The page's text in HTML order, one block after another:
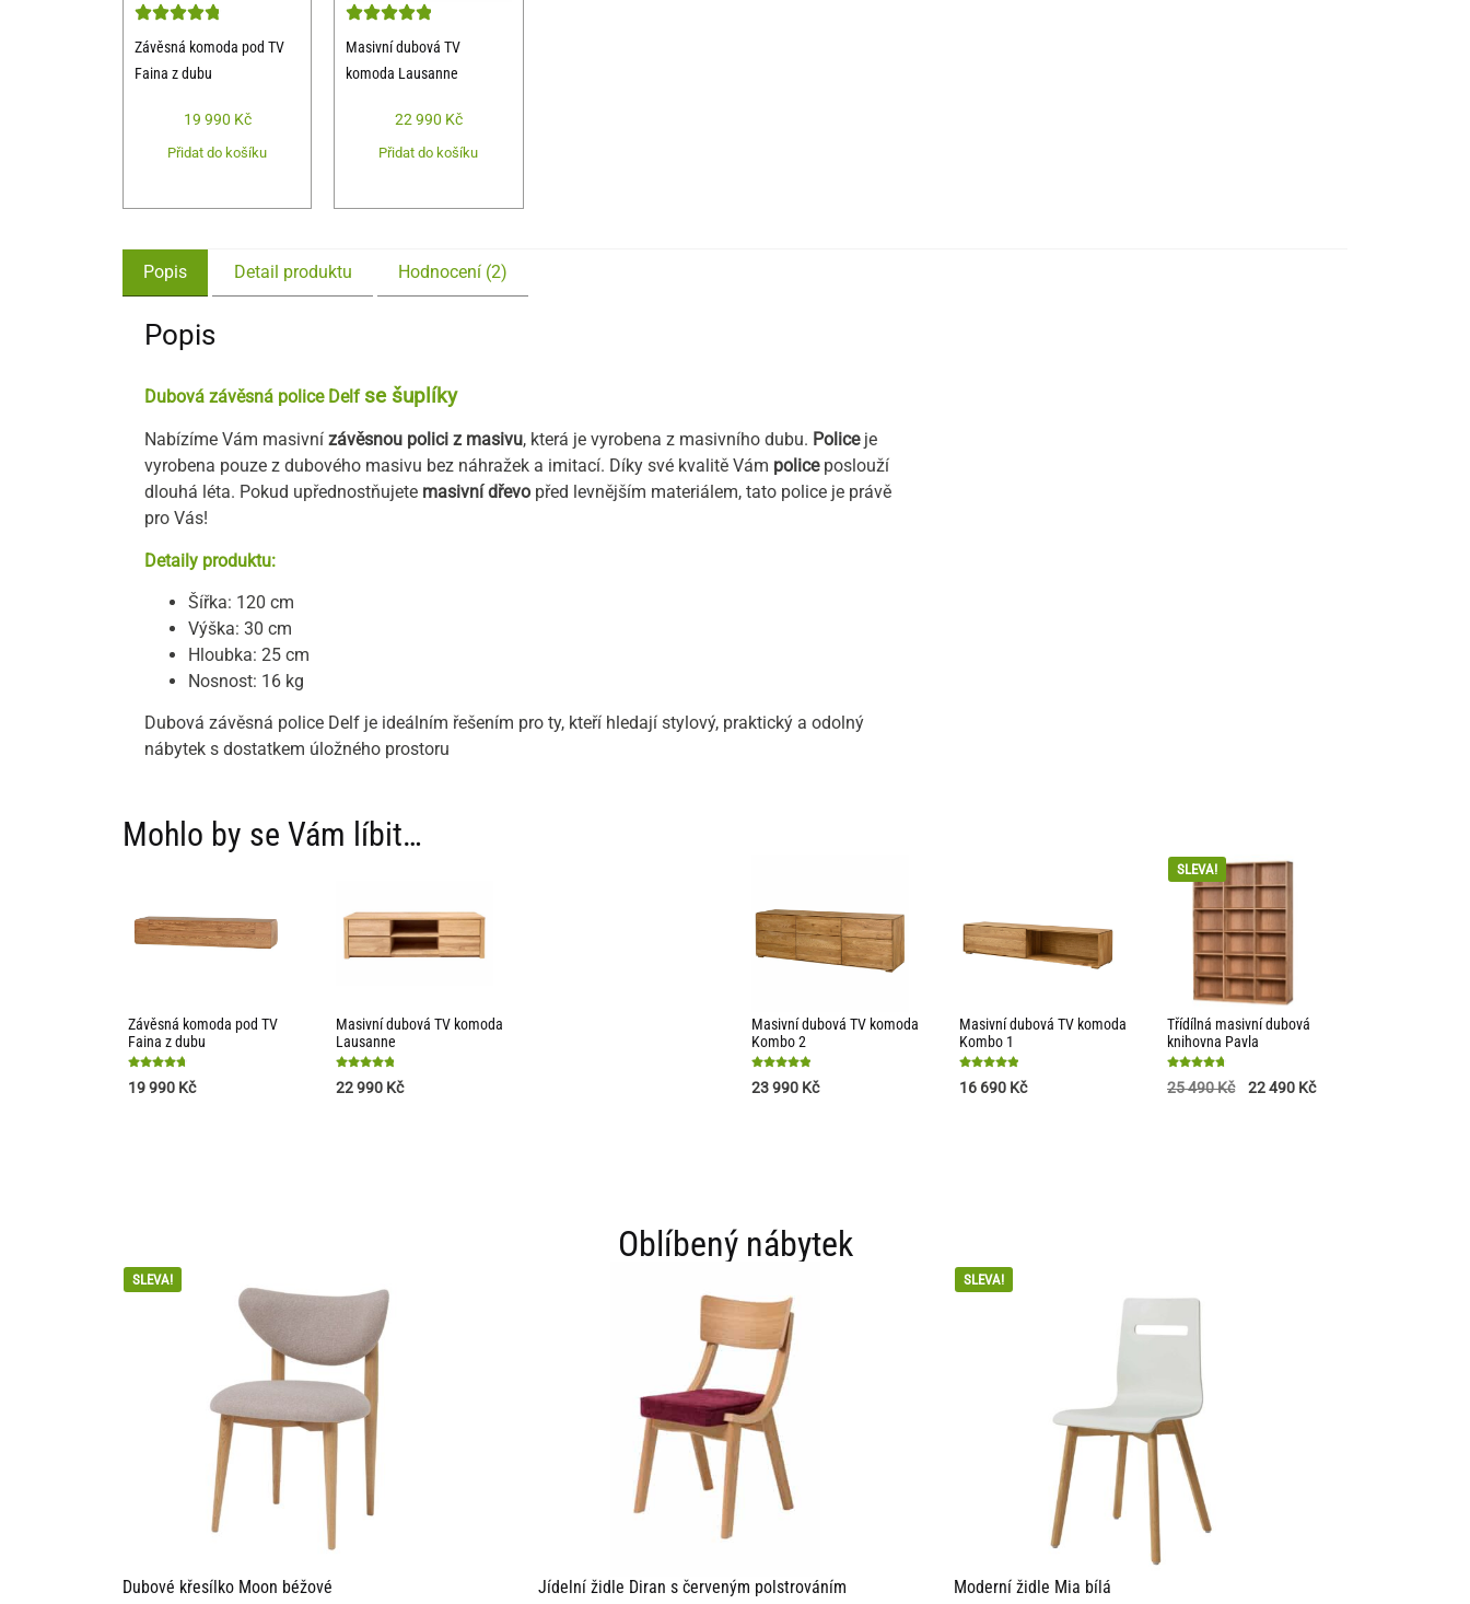
Závěsná komoda pod TV
Faina z dubu
19 990 Kč
Přidat do košíku
Masivní dubová TV
komoda Lausanne
22 990 Kč
Přidat do košíku
Popis Detail produktu Hodnocení (2)
Popis
Dubová závěsná police Delf se šuplíky
Nabízíme Vám masivní závěsnou polici z masivu, která je vyrobena z masivního dubu. Police je
vyrobena pouze z dubového masivu bez náhražek a imitací. Díky své kvalitě Vám policeposlouží
dlouhá léta. Pokud upřednostňujete masivní dřevo před levnějším materiálem, tato police je právě
pro Vás!
Detaily produktu:
Šířka: 120 cm
Výška: 30 cm
Hloubka: 25 cm
Nosnost: 16 kg
Dubová závěsná police Delf je ideálním řešením pro ty, kteří hledají stylový, praktický a odolný
nábytek s dostatkem úložného prostoru
Mohlo by se Vám líbit…
Závěsná komoda pod TV
Faina z dubu
4.8
19 990 Kč
Masivní dubová TV komoda
Lausanne
4.85
22 990 Kč
Masivní dubová TV komoda
Kombo 2
5
23 990 Kč
Masivní dubová TV komoda
Kombo 1
5
16 690 Kč
SLEVA!
Třídílná masivní dubová
knihovna Pavla
4.81
25 490Kč 22 490 Kč
Oblíbený nábytek
SLEVA!
Dubové křesílko Moon béžové Jídelní židle Diran s červeným polstrováním
SLEVA!
Moderní židle Mia bílá